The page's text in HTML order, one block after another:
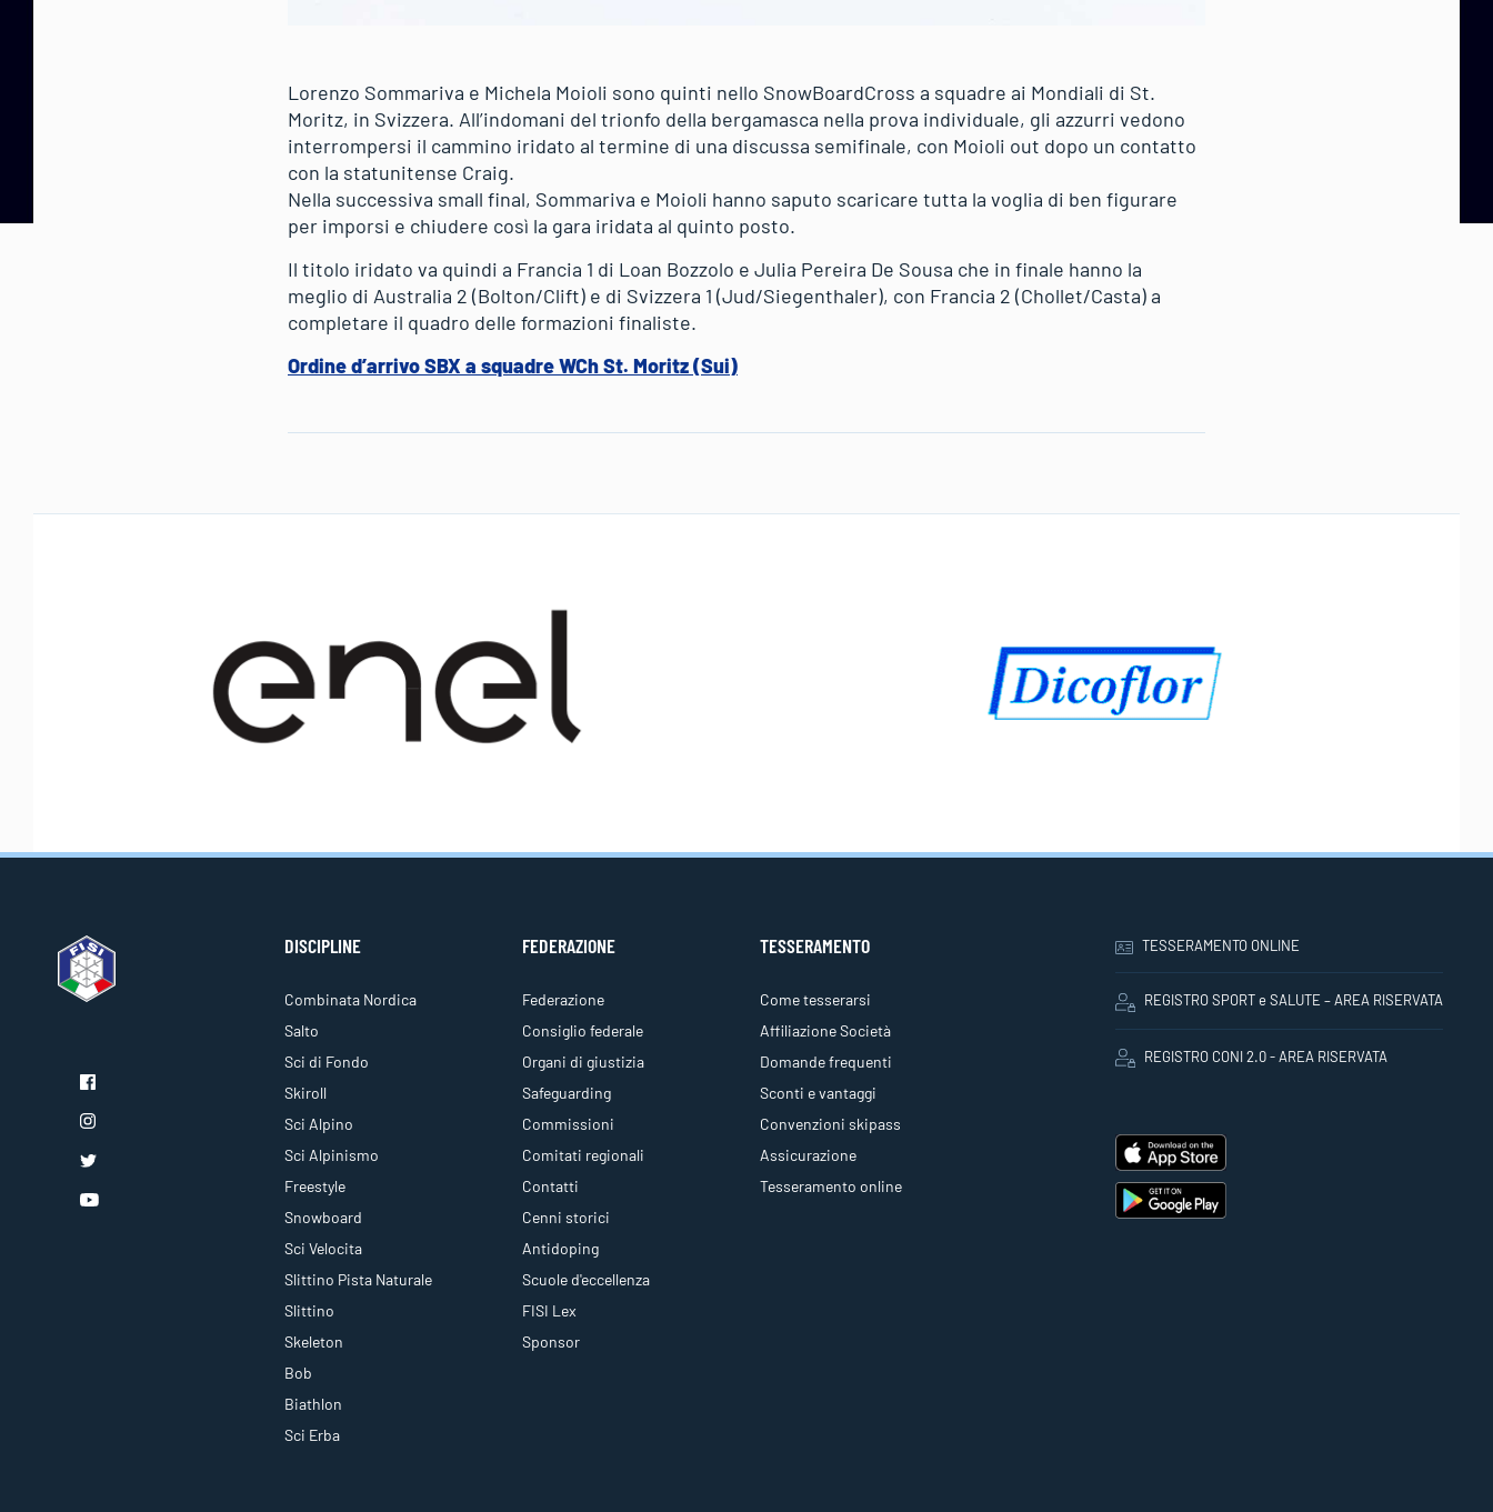
Lorenzo Sommariva e Michela Moioli sono quinti nello SnowBoardCross a squadre ai Mondiali di St.
Moritz, in Svizzera. All’indomani del trionfo della bergamasca nella prova individuale, gli azzurri vedono
interrompersi il cammino iridato al termine di una discussa semifinale, con Moioli out dopo un contatto
con la statunitense Craig.
Nella successiva small final, Sommariva e Moioli hanno saputo scaricare tutta la voglia di ben figurare
per imporsi e chiudere così la gara iridata al quinto posto.
Il titolo iridato va quindi a Francia 1 di Loan Bozzolo e Julia Pereira De Sousa che in finale hanno la
meglio di Australia 2 (Bolton/Clift) e di Svizzera 1 (Jud/Siegenthaler), con Francia 2 (Chollet/Casta) a
completare il quadro delle formazioni finaliste.
Ordine d’arrivo SBX a squadre WCh St. Moritz (Sui)
DISCIPLINE
Combinata Nordica
Salto
Sci di Fondo
Skiroll
Sci Alpino
Sci Alpinismo
Freestyle
Snowboard
Sci Velocita
Slittino Pista Naturale
Slittino
Skeleton
Bob
Biathlon
Sci Erba
FEDERAZIONE
Federazione
Consiglio federale
Organi di giustizia
Safeguarding
Commissioni
Comitati regionali
Contatti
Cenni storici
Antidoping
Scuole d'eccellenza
FISI Lex
Sponsor
TESSERAMENTO
Come tesserarsi
Affiliazione Società
Domande frequenti
Sconti e vantaggi
Convenzioni skipass
Assicurazione
Tesseramento online
TESSERAMENTO ONLINE
REGISTRO SPORT e SALUTE – AREA RISERVATA
REGISTRO CONI 2.0 - AREA RISERVATA